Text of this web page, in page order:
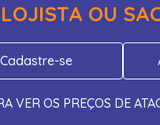
LOJISTA OU
Cadastre-se
VER OS PREÇOS DE